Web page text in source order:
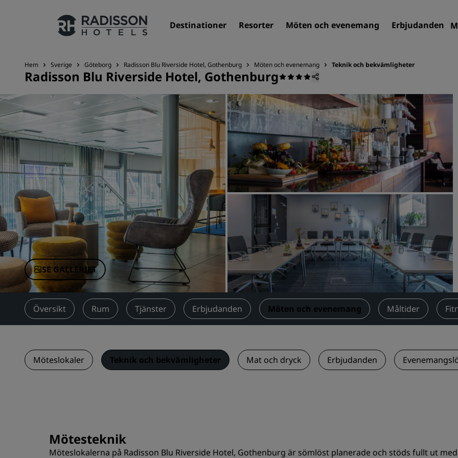
Destinationer Resorter Möten och evenemang Erbjudanden
Våra märken
Radisson Hotels varumärken
Närstående företag i Kina
Destinationer
Resorter
Servicelägenheter
Flygplatshotell
Nya och kommande hotell
Möten och evenemang
Upptäck Radisson Meetings
Boka en möteslokal
Begär en offert
Evenemangsdestinationer
Branschlösningar
Sök flyg
Sök flyg
Måltider
Sök efter en restaurang
Hem Sverige Göteborg Radisson Blu Riverside Hotel, Gothenburg Möten och evenemang Teknik och bekvämligheter
Radisson Blu Riverside Hotel, Gothenburg
SE GALLERIET
Översikt Rum Tjänster Erbjudanden Möten och evenemang Måltider
Möteslokaler Teknik och bekvämligheter Mat och dryck Erbjudanden
Mötesteknik
Möteslokalerna på Radisson Blu Riverside Hotel, Gothenburg är sömlöst planerade och stöds fullt ut